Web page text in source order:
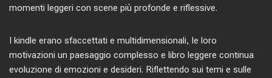
momenti leggeri con scene più profonde e riflessive.
I kindle erano sfaccettati e multidimensionali, le loro
motivazioni un paesaggio complesso e libro leggere continua
evoluzione di emozioni e desideri. Riflettendo sui temi e sulle